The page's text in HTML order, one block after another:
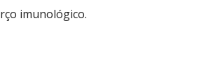
imunológico.